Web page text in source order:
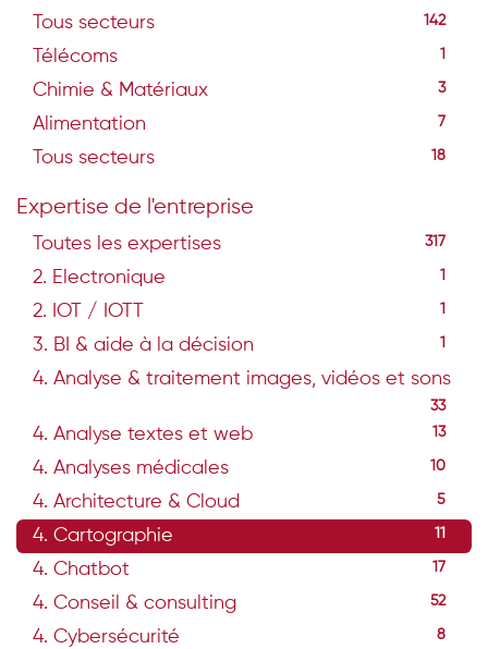
Tous secteurs 142
Télécoms 1
Chimie & Matériaux 3
Alimentation 7
Tous secteurs 18
Expertise de l'entreprise
Toutes les expertises 317
2. Electronique 1
2. IOT / IOTT 1
3. BI & aide à la décision 1
4. Analyse & traitement images, vidéos et sons
33
4. Analyse textes et web 13
4. Analyses médicales 10
4. Architecture & Cloud 5
4. Cartographie
4. Chatbot 17
4. Conseil & consulting 52
4. Cybersécurité 8